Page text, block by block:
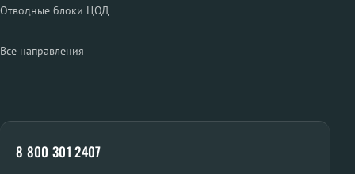
Отводные блоки ЦОД
Все направления
8 800 301 2407